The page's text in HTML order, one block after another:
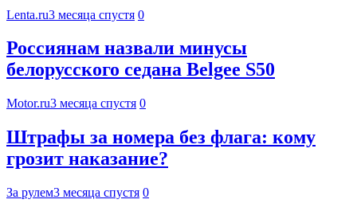
Lenta.ru3 месяца спустя 0
Россиянам назвали минусы
белорусского седана Belgee S50
Motor.ru3 месяца спустя 0
Штрафы за номера без флага: кому
грозит наказание?
За рулем3 месяца спустя 0